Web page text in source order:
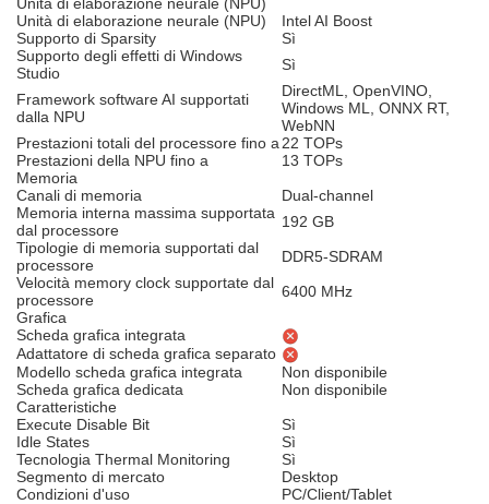
Unità di elaborazione neurale (NPU)
Intel AI Boost
Supporto di Sparsity
Sì
Supporto degli effetti di Windows
Studio
Sì
Framework software AI supportati
dalla NPU
DirectML, OpenVINO,
Windows ML, ONNX RT,
WebNN
Prestazioni totali del processore fino a 22 TOPs
Prestazioni della NPU fino a
13 TOPs
Memoria
Canali di memoria
Dual-channel
Memoria interna massima supportata
dal processore
192 GB
Tipologie di memoria supportati dal
processore
DDR5-SDRAM
Velocità memory clock supportate dal
processore
6400 MHz
Grafica
Scheda grafica integrata
Adattatore di scheda grafica separato
Modello scheda grafica integrata
Non disponibile
Scheda grafica dedicata
Non disponibile
Caratteristiche
Execute Disable Bit
Sì
Idle States
Sì
Tecnologia Thermal Monitoring
Sì
Segmento di mercato
Desktop
Condizioni d'uso
PC/Client/Tablet